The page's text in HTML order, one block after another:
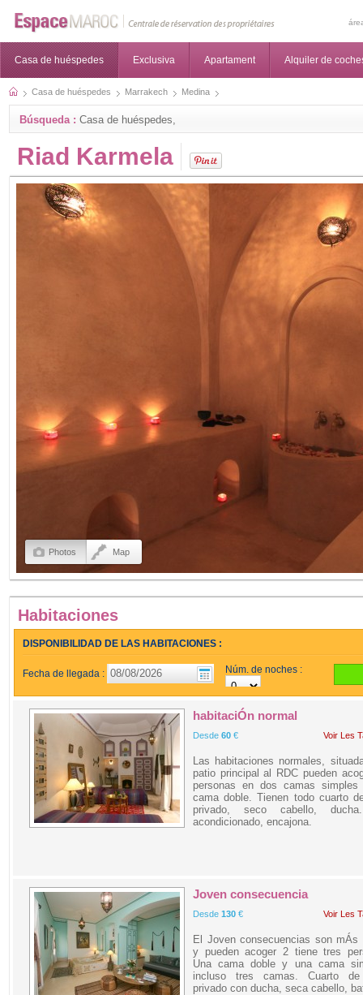
Casa de huéspedes Exclusiva Apartament Alquiler de
Casa de huéspedes Marrakech Medina
Búsqueda : Casa de huéspedes,
Riad Karmela
Photos Map
Habitaciones
DISPONIBILIDAD DE LAS HABITACIONES :
Fecha de llegada : Núm. de noches :
habitaciÓn normal
Desde 60 € Voir Les
Las habitaciones normales,
patio principal al RDC pueden
personas en dos camas
cama doble. Tienen todo cuarto
privado, seco cabello,
acondicionado, encajona.
Joven consecuencia
Desde 130 € Voir Les
El Joven consecuencias son mÁs
y pueden acoger 2 tiene tres
Una cama doble y una cama
incluso tres camas. Cuarto de
privado con ducha, seca cabello,